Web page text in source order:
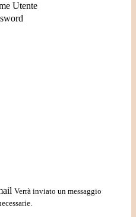
Utente
Verrà inviato un messaggio